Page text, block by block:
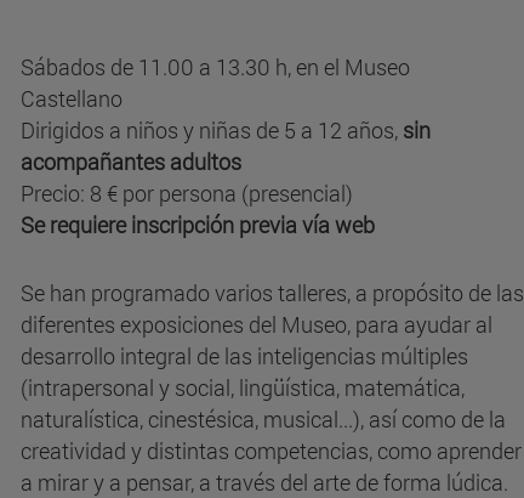
Sábados de 11.00 a 13.30 h, en el Museo
Castellano
Dirigidos a niños y niñas de 5 a 12 años, sin
acompañantes adultos
Precio: 8 € por persona (presencial)
Se requiere inscripción previa vía web
Se han programado varios talleres, a propósito de las
diferentes exposiciones del Museo, para ayudar al
desarrollo integral de las inteligencias múltiples
(intrapersonal y social, lingüística, matemática,
naturalística, cinestésica, musical...), así como de la
creatividad y distintas competencias, como aprender
a mirar y a pensar, a través del arte de forma lúdica.